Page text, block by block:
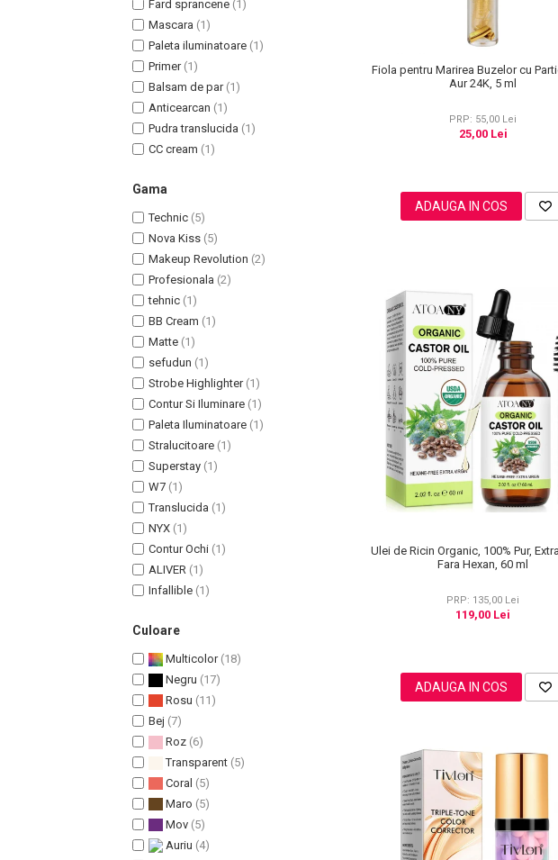
Masaj Facial si Drenaj Limfatic
Plasturi ochi / nas / frunte
Demachiant si Apa Micelara
Fard sprancene (1)
Mascara (1)
Paleta iluminatoare (1)
Primer (1)
Balsam de par (1)
Anticearcan (1)
Pudra translucida (1)
CC cream (1)
Gama
Technic (5)
Nova Kiss (5)
Makeup Revolution (2)
Profesionala (2)
tehnic (1)
BB Cream (1)
Matte (1)
sefudun (1)
Strobe Highlighter (1)
Contur Si Iluminare (1)
Paleta Iluminatoare (1)
Stralucitoare (1)
Superstay (1)
W7 (1)
Translucida (1)
NYX (1)
Contur Ochi (1)
ALIVER (1)
Infallible (1)
Culoare
Multicolor (18)
Negru (17)
Rosu (11)
Bej (7)
Roz (6)
Transparent (5)
Coral (5)
Maro (5)
Mov (5)
Auriu (4)
Fiola pentru Marirea Buzelor cu
Aur 24K, 5 ml
PRP: 55,00 Lei
25,00 Lei
ADAUGA IN COS
Ulei de Ricin Organic, 100% Pur,
Fara Hexan, 60 ml
PRP: 135,00 Lei
119,00 Lei
ADAUGA IN COS